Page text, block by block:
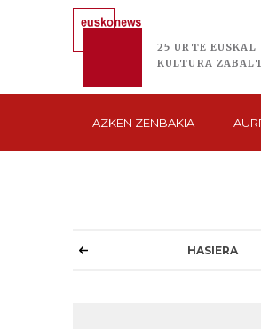
25 URTE EUSKAL
KULTURA
AZKEN ZENBAKIA
HASIERA